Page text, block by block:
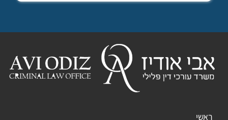
ראשי